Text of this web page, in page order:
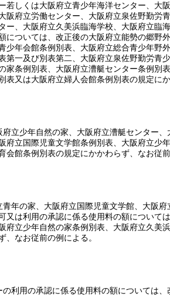
しくは大阪府立青少年海洋センター、大
府立労働センター、大阪府立泉佐野勤労
、大阪府立久美浜臨海学校、大阪府立臨
ついては、改正後の大阪府立能勢の郷野
年会館条例別表、大阪府立総合青少年野
一及び別表第二、大阪府立泉佐野勤労青
条例別表、大阪府立漕艇センター条例別
又は大阪府立婦人会館条例別表の規定に
立少年自然の家、大阪府立漕艇センター
立国際児童文学館条例別表、大阪府立少
館条例別表の規定にかかわらず、なお従前
年の家、大阪府立国際児童文学館、大阪
は利用の承認に係る使用料の額について
立少年自然の家条例別表、大阪府立久美
なお従前の例による。
利用の承認に係る使用料の額については